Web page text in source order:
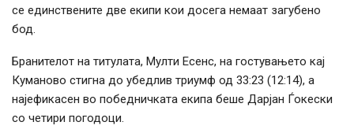
се единствените две екипи кои досега немаат загубено
бод.
Бранителот на титулата, Мулти Есенс, на гостувањето кај
Куманово стигна до убедлив триумф од 33:23 (12:14), а
најефикасен во победничката екипа беше Дарјан Ѓокески
со четири погодоци.